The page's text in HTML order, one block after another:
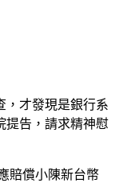
，才發現是銀行系
提告，請求精神慰
賠償小陳新台幣